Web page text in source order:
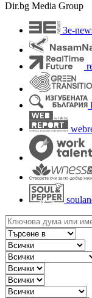
Dir.bg Media Group
3e-